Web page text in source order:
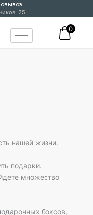
25
0
нашей жизни.
подарки.
множество
боксов,